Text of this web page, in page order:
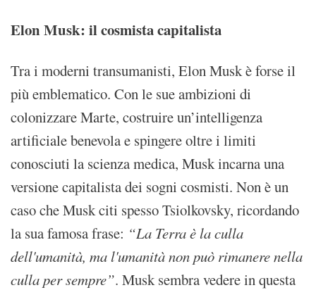
Elon Musk: il cosmista capitalista
Tra i moderni transumanisti, Elon Musk è forse il
più emblematico. Con le sue ambizioni di
colonizzare Marte, costruire un’intelligenza
artificiale benevola e spingere oltre i limiti
conosciuti la scienza medica, Musk incarna una
versione capitalista dei sogni cosmisti. Non è un
caso che Musk citi spesso Tsiolkovsky, ricordando
la sua famosa frase: “La Terra è la culla
dell'umanità, ma l'umanità non può rimanere nella
culla per sempre”. Musk sembra vedere in questa